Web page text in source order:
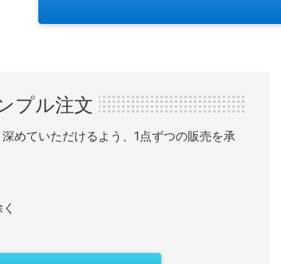
プル注文
めていただけるよう、1点ずつの販売を承